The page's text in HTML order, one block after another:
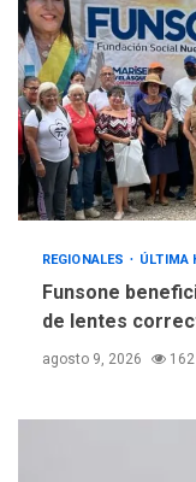
REGIONALES ÚLTIMA
Funsone
de lentes
agosto 9, 2026 162